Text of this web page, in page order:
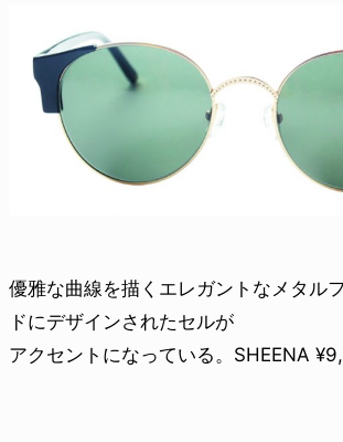
優雅な曲線を描くエレガントなメタル
ドにデザインされたセルが
アクセントになっている。SHEENA